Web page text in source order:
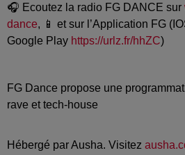
🎧 Ecoutez la radio FG DANCE sur
dance, 📱 et sur l’Application FG
Google Play https://urlz.fr/hhZC)
FG Dance propose une
rave et tech-house
Hébergé par Ausha. Visitez